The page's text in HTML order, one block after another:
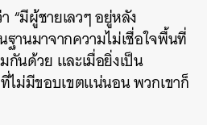
“มีผู้ชายเลวๆ อยู่หลัง
านมาจากความไม่เชื่อใจพื้นที่
นด้วย และเมื่อยิ่งเป็น
ไม่มีขอบเขตแน่นอน พวกเขาก็